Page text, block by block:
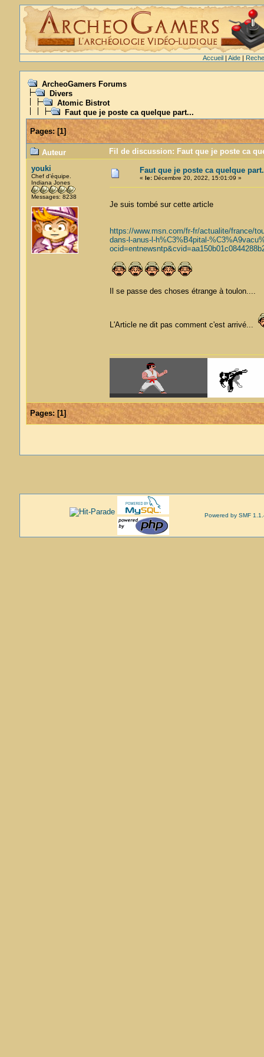
Accueil| Aide|
ArcheoGamers Forums
Divers
Atomic Bistrot
Faut que je poste ca quelque part...
Pages:[1]
Auteur
Fil de discussion: Faut que je poste ca
youki
Chef d'équipe.
Indiana Jones
Messages: 8238
Faut que je poste ca quelque
« le:Décembre 20, 2022, 15:01:09 »
Je suis tombé sur cette article
https://www.msn.com/fr-fr/actualite/france/
dans-l-anus-l-h%C3%B4pital-
Il se passe des choses étrange à toulon....
L'Article ne dit pas comment c'est arrivé...
Pages:[1]
Powered by SMF